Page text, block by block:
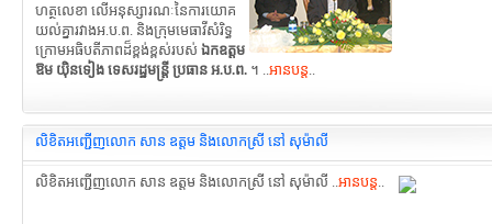
ហត្ថលេខា លើអនុស្សារណៈនៃការយោគ
យល់គ្នារវាងអ.ប.ព. និងក្រុមមេធាវីសំរិទ្ធ
ក្រោមអធិបតីភាពដ៏ខ្ពង់ខ្ពស់របស់ ឯកឧត្តម
ឱម យ៉ិនទៀង ទេសរដ្ឋមន្រ្តី ប្រធាន អ.ប.ព. ។ ..អានបន្ត..
លិខិតអញ្ជើញលោក សាន ឧត្តម និងលោកស្រី នៅ សុម៉ាលី
លិខិតអញ្ជើញលោក សាន ឧត្តម និងលោកស្រី នៅ សុម៉ាលី ..អានបន្ត..